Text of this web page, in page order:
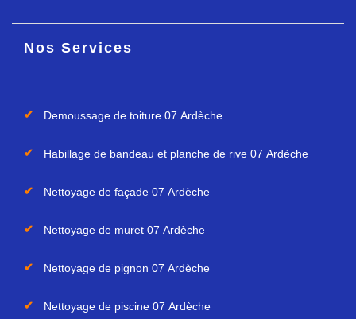
Nos Services
Demoussage de toiture 07 Ardèche
Habillage de bandeau et planche de rive 07 Ardèche
Nettoyage de façade 07 Ardèche
Nettoyage de muret 07 Ardèche
Nettoyage de pignon 07 Ardèche
Nettoyage de piscine 07 Ardèche